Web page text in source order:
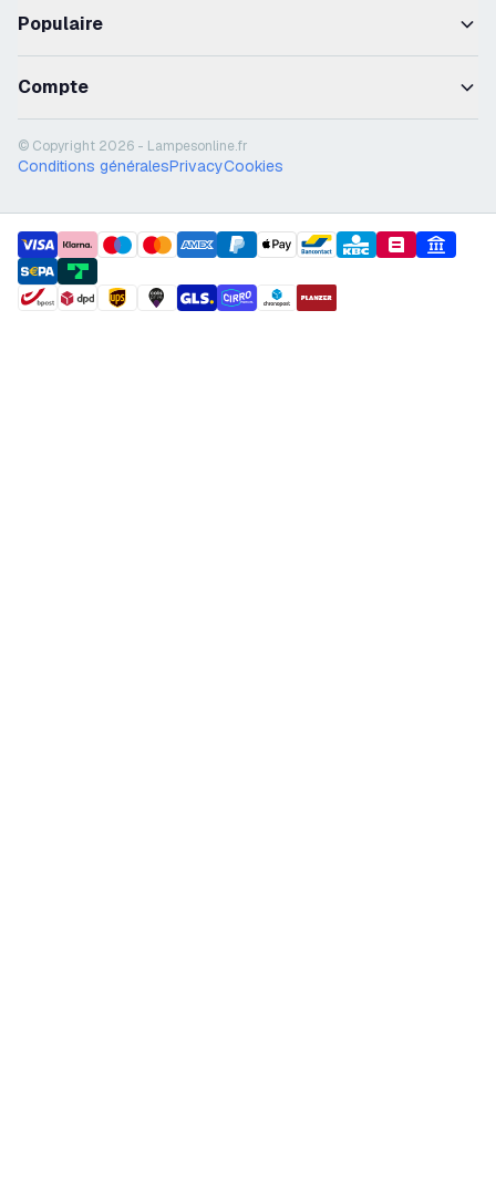
Populaire
Compte
© Copyright 2026 - Lampesonline.fr
Conditions généralesPrivacyCookies
payment methods
shipment methods